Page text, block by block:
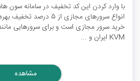
با وارد کردن این کد تخفیف در سامانه سون
انواع سرورهای مجازی از 5
خرید سرور مجازی است و برای سرورهایی
KVM ایران و ...
مشاهده